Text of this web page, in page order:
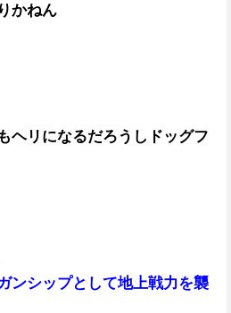
かねん
ヘリになるだろうしドッグフ
ンシップとして地上戦力を襲